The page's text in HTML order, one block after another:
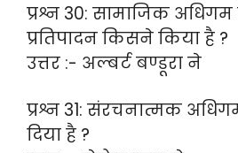
प्रश्न 30: सामाजिक अधिगम
प्रतिपादन किसने किया है ?
उत्तर :- अल्बर्ट बण्डूरा ने
प्रश्न 31: संरचनात्मक
दिया है ?